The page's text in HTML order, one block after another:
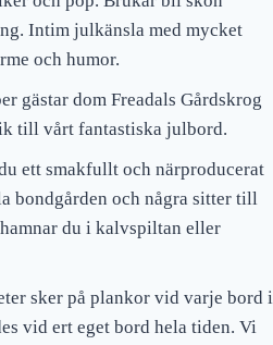
Intim julkänsla med mycket
och humor.
gästar dom Freadals Gårdskrog
till vårt fantastiska julbord.
ett smakfullt och närproducerat
bondgården och några sitter till
du i kalvspiltan eller
sker på plankor vid varje bord i
vid ert eget bord hela tiden. Vi